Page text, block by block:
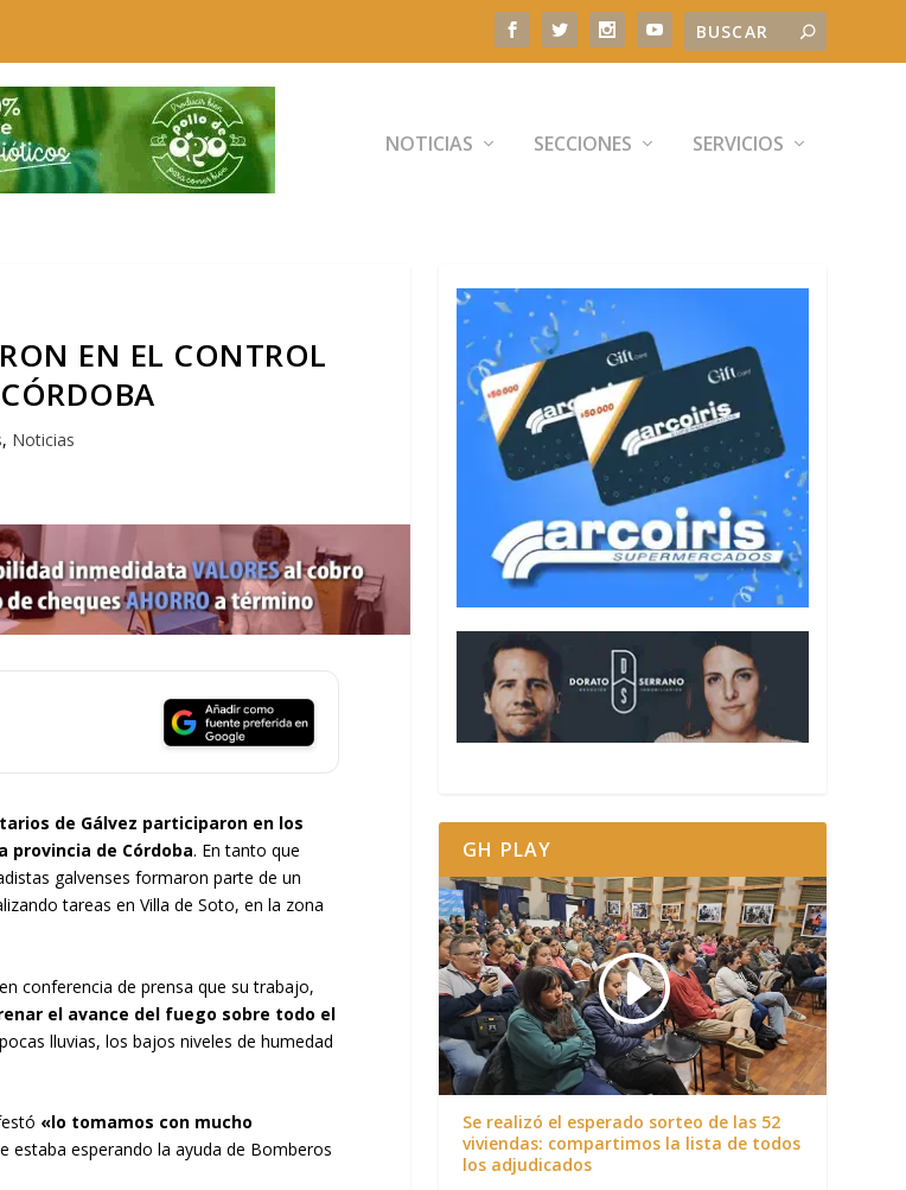
NOTICIAS SECCIONES SERVICIOS
EN EL CONTROL
, Noticias
de Gálvez participaron en los
provincia de Córdoba. En tanto que
galvenses formaron parte de un
tareas en Villa de Soto, en la zona
conferencia de prensa que su trabajo,
el avance del fuego sobre todo el
lluvias, los bajos niveles de humedad
«lo tomamos con mucho
estaba esperando la ayuda de Bomberos
GH PLAY
Se realizó el esperado sorteo de las 52
viviendas: compartimos la lista de todos
los adjudicados